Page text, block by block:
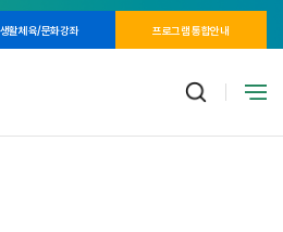
생활체육/문화강좌 프로그램 통합안내